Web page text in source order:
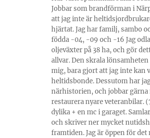
Jobbar som brandförman i
att jag inte är
hjärtat. Jag har familj, sambo
födda -04, -09 och -16 Jag
oljeväxter på 38 ha, och gör
allvar. Den skrala
mig, bara gjort att jag inte kan
heltidsbonde. Dessutom har
närhistorien, och jobbar gärna
restaurera nyare veteranbilar.
dylika + en mc i garaget.
och skriver ner mycket
framtiden. Jag är öppen för det